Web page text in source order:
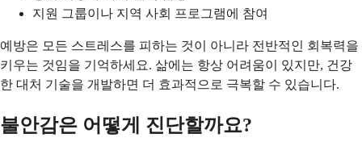
지원 그룹이나 지역 사회 프로그램에 참여
예방은 모든 스트레스를 피하는 것이 아니라 전반적인 회복력을
키우는 것임을 기억하세요. 삶에는 항상 어려움이 있지만, 건강
한 대처 기술을 개발하면 더 효과적으로 극복할 수 있습니다.
불안감은 어떻게 진단할까요?